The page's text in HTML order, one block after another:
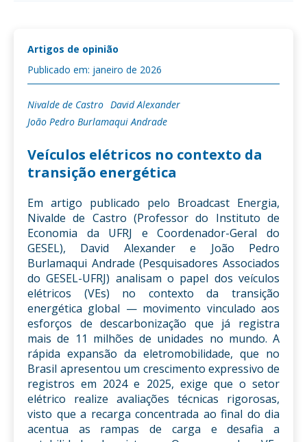
Artigos de opinião
Publicado em: janeiro de 2026
Nivalde de Castro David Alexander
João Pedro Burlamaqui Andrade
Veículos elétricos no contexto da
transição energética
Em artigo publicado pelo Broadcast Energia,
Nivalde de Castro (Professor do Instituto de
Economia da UFRJ e Coordenador-Geral do
GESEL), David Alexander e João Pedro
Burlamaqui Andrade (Pesquisadores Associados
do GESEL-UFRJ) analisam o papel dos veículos
elétricos (VEs) no contexto da transição
energética global — movimento vinculado aos
esforços de descarbonização que já registra
mais de 11 milhões de unidades no mundo. A
rápida expansão da eletromobilidade, que no
Brasil apresentou um crescimento expressivo de
registros em 2024 e 2025, exige que o setor
elétrico realize avaliações técnicas rigorosas,
visto que a recarga concentrada ao final do dia
acentua as rampas de carga e desafia a